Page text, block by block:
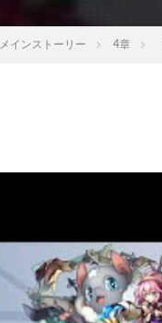
メインストーリー 4章